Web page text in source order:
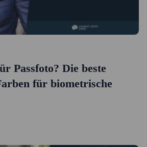
Passfoto? Die beste
für biometrische